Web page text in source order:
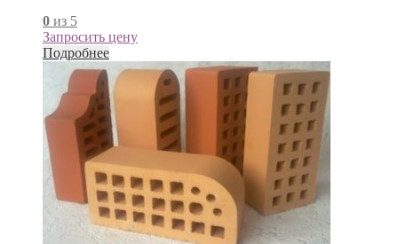
0 из 5
Запросить цену
Подробнее